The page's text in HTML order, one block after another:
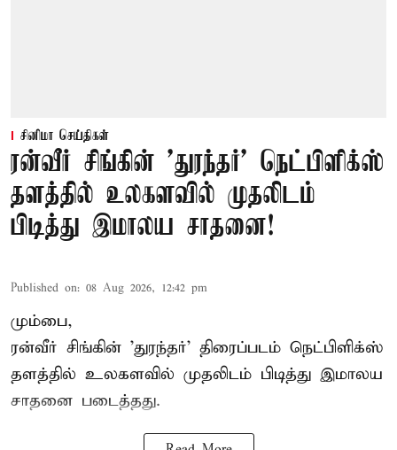
சினிமா செய்திகள்
ரன்வீர் சிங்கின் 'துரந்தர்' நெட்பிளிக்ஸ்
தளத்தில் உலகளவில் முதலிடம்
பிடித்து இமாலய சாதனை!
Published on: 08 Aug 2026, 12:42 pm
மும்பை,
ரன்வீர் சிங்கின் 'துரந்தர்' திரைப்படம் நெட்பிளிக்ஸ்
தளத்தில் உலகளவில் முதலிடம் பிடித்து இமாலய
சாதனை படைத்தது.